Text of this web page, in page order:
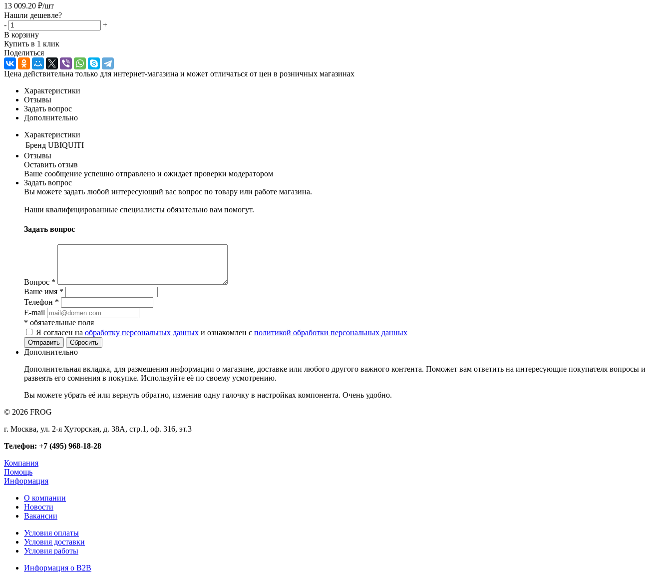
13 009.20 ₽/шт
Нашли дешевле?
-
+
В корзину
Купить в 1 клик
Поделиться
Цена действительна только для интернет-магазина и может отличаться от цен в розничных магазинах
Характеристики
Отзывы
Задать вопрос
Дополнительно
Характеристики
Бренд UBIQUITI
Отзывы
Оставить отзыв
Ваше сообщение успешно отправлено и ожидает проверки модератором
Задать вопрос
Вы можете задать любой интересующий вас вопрос по товару или работе магазина.
Наши квалифицированные специалисты обязательно вам помогут.
Задать вопрос
Вопрос *
Ваше имя *
Телефон *
E-mail
* обязательные поля
Я согласен на обработку персональных данных и ознакомлен с политикой обработки персональных данных
Отправить Сбросить
Дополнительно
Дополнительная вкладка, для размещения информации о магазине, доставке или любого другого важного контента. Поможет вам ответить на интересующие покупателя вопросы и
развеять его сомнения в покупке. Используйте её по своему усмотрению.
Вы можете убрать её или вернуть обратно, изменив одну галочку в настройках компонента. Очень удобно.
© 2026 FROG
г. Москва, ул. 2-я Хуторская, д. 38А, стр.1, оф. 316, эт.3
Телефон: +7 (495) 968-18-28
Компания
Помощь
Информация
О компании
Новости
Вакансии
Условия оплаты
Условия доставки
Условия работы
Информация о B2B